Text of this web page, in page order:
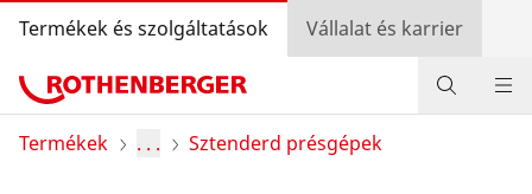
Termékek és szolgáltatások Vállalat és karrier
Termékek
Termékek . . . Sztenderd présgépek